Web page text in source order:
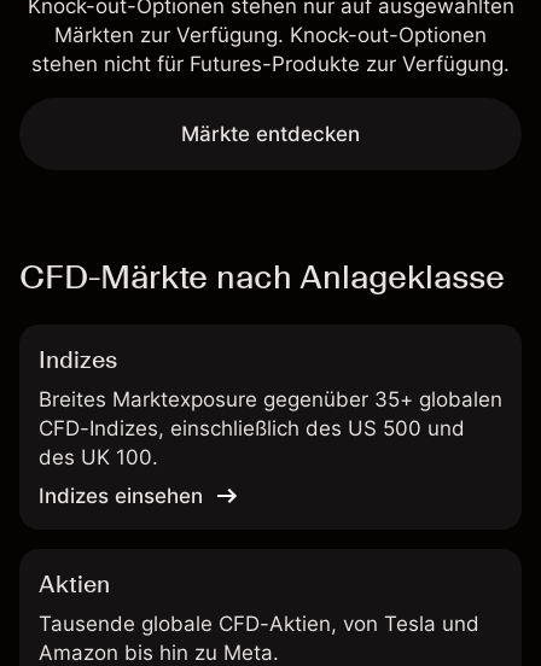
Knock-out-Optionen stehen nur auf ausgewählten
Märkten zur Verfügung. Knock-out-Optionen
stehen nicht für Futures-Produkte zur Verfügung.
Märkte entdecken
CFD-Märkte nach Anlageklasse
Indizes
Breites Marktexposure gegenüber 35+ globalen
CFD-Indizes, einschließlich des US 500 und
des UK 100.
Indizes einsehen
Aktien
Tausende globale CFD-Aktien, von Tesla und
Amazon bis hin zu Meta.